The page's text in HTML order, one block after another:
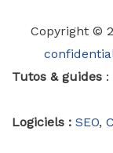
Copyright ©
Tutos & guides :
Logiciels : SEO,